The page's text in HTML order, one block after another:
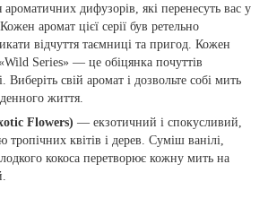
ароматичних дифузорів, які перенесуть вас у
аромат цієї серії був ретельно
відчуття таємниці та пригод. Кожен
Series» — це обіцянка почуттів
Виберіть свій аромат і дозвольте собі мить
життя.
Flowers) — екзотичний і спокусливий,
тропічних квітів і дерев. Суміш ванілі,
кокоса перетворює кожну мить на